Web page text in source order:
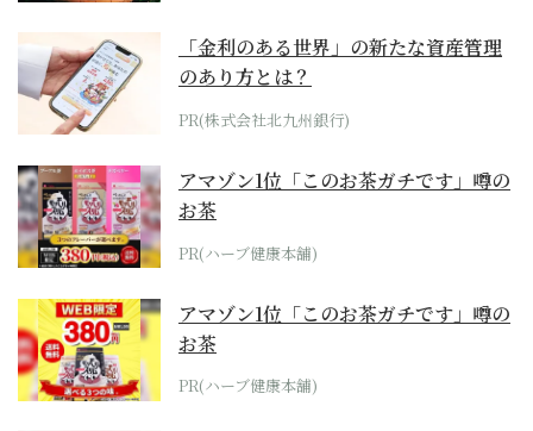
「金利のある世界」の新たな資産管理
のあり方とは？
PR(株式会社北九州銀行)
アマゾン1位「このお茶ガチです」噂の
お茶
PR(ハーブ健康本舗)
アマゾン1位「このお茶ガチです」噂の
お茶
PR(ハーブ健康本舗)